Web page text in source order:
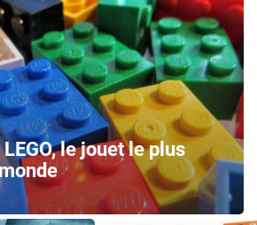
le jouet le plus